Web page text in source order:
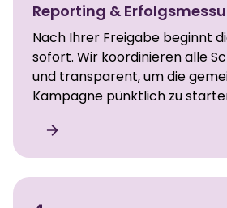
Reporting &
Nach Ihrer Freigabe beginnt
sofort. Wir koordinieren alle
und transparent, um die
Kampagne pünktlich zu